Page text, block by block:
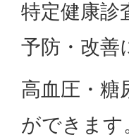
特定健康診
予防・改善
高血圧・糖
ができます